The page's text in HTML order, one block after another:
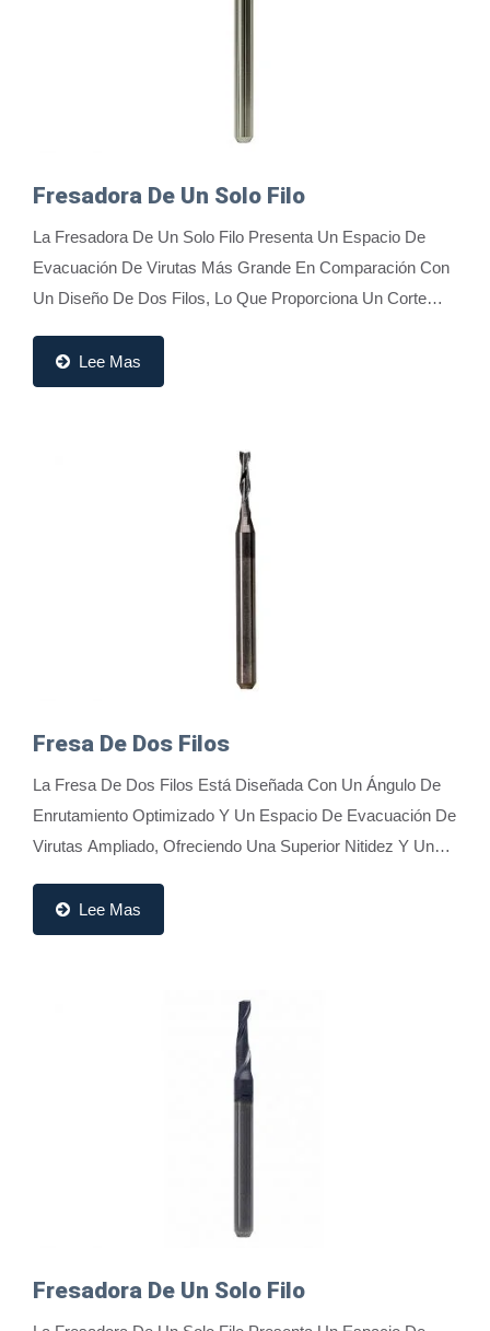
Fresadora De Un Solo Filo
La Fresadora De Un Solo Filo Presenta Un Espacio De
Evacuación De Virutas Más Grande En Comparación Con
Un Diseño De Dos Filos, Lo Que Proporciona Un Corte
Lee Mas
Fresa De Dos Filos
La Fresa De Dos Filos Está Diseñada Con Un Ángulo De
Enrutamiento Optimizado Y Un Espacio De Evacuación De
Virutas Ampliado, Ofreciendo Una Superior Nitidez Y Una
Lee Mas
Fresadora De Un Solo Filo